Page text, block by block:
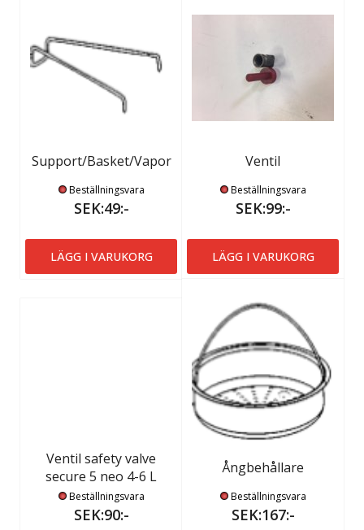
Support/Basket/Vapor
Beställningsvara
SEK:49:-
LÄGG I VARUKORG
Ventil
Beställningsvara
SEK:99:-
LÄGG I VARUKORG
Ventil safety valve
secure 5 neo 4-6 L
Beställningsvara
SEK:90:-
Ångbehållare
Beställningsvara
SEK:167:-